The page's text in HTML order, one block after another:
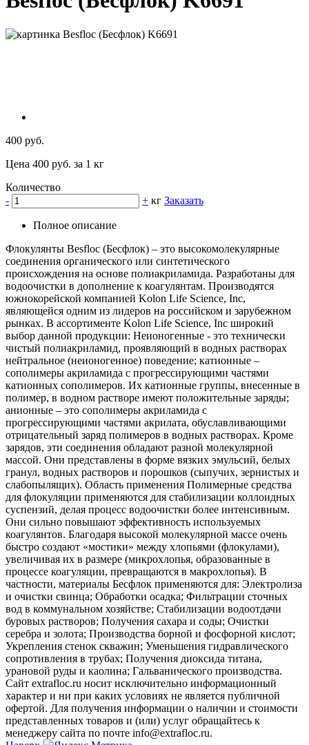
400 руб.
Цена 400 руб. за 1 кг
Количество
-
+ кг Заказать
Полное описание
Флокулянты Besfloc (Бесфлок) – это высокомолекулярные
соединения органического или синтетического
происхождения на основе полиакриламида. Разработаны для
водоочистки в дополнение к коагулянтам. Производятся
южнокорейской компанией Kolon Life Science, Inc,
являющейся одним из лидеров на российском и зарубежном
рынках. В ассортименте Kolon Life Science, Inc широкий
выбор данной продукции: Неионогенные - это технически
чистый полиакриламид, проявляющий в водных растворах
нейтральное (неионогенное) поведение; катионные –
сополимеры акриламида с прогрессирующими частями
катионных сополимеров. Их катионные группы, внесенные в
полимер, в водном растворе имеют положительные заряды;
анионные – это сополимеры акриламида с
прогрессирующими частями акрилата, обуславливающими
отрицательный заряд полимеров в водных растворах. Кроме
зарядов, эти соединения обладают разной молекулярной
массой. Они представлены в форме вязких эмульсий, белых
гранул, водных растворов и порошков (сыпучих, зернистых и
слабопылящих). Область применения Полимерные средства
для флокуляции применяются для стабилизации коллоидных
суспензий, делая процесс водоочистки более интенсивным.
Они сильно повышают эффективность используемых
коагулянтов. Благодаря высокой молекулярной массе очень
быстро создают «мостики» между хлопьями (флокулами),
увеличивая их в размере (микрохлопья, образованные в
процессе коагуляции, превращаются в макрохлопья). В
частности, материалы Бесфлок применяются для: Электролиза
и очистки свинца; Обработки осадка; Фильтрации сточных
вод в коммунальном хозяйстве; Стабилизации водоотдачи
буровых растворов; Получения сахара и соды; Очистки
серебра и золота; Производства борной и фосфорной кислот;
Укрепления стенок скважин; Уменьшения гидравлического
сопротивления в трубах; Получения диоксида титана,
урановой руды и каолина; Гальванического производства.
Сайт extrafloc.ru носит исключительно информационный
характер и ни при каких условиях не является публичной
офертой. Для получения информации о наличии и стоимости
представленных товаров и (или) услуг обращайтесь к
менеджеру сайта по почте info@extrafloc.ru.